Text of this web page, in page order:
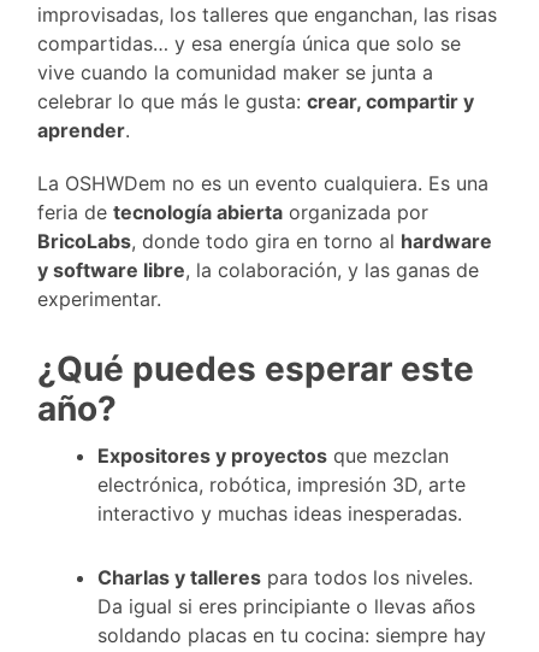
improvisadas, los talleres que enganchan, las risas
compartidas… y esa energía única que solo se
vive cuando la comunidad maker se junta a
celebrar lo que más le gusta:crear, compartir y
aprender.
La OSHWDem no es un evento cualquiera. Es una
feria detecnología abierta organizada por
BricoLabs, donde todo gira en torno al hardware
y software libre, la colaboración, y las ganas de
experimentar.
¿Qué puedes esperar este
año?
Expositores y proyectos que mezclan
electrónica, robótica, impresión 3D, arte
interactivo y muchas ideas inesperadas.
Charlas y talleres para todos los niveles.
Da igual si eres principiante o llevas años
soldando placas en tu cocina: siempre hay